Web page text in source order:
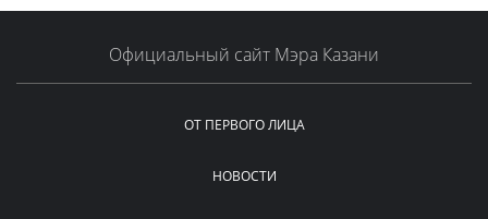
Официальный сайт Мэра Казани
ОТ ПЕРВОГО ЛИЦА
НОВОСТИ